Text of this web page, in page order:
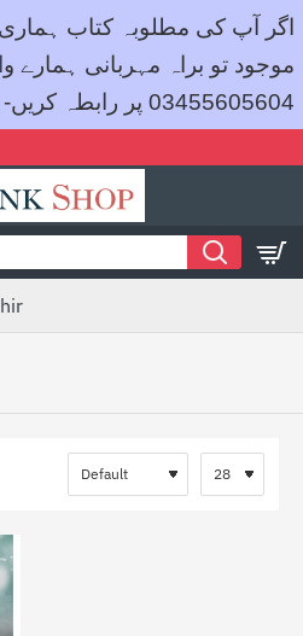
اگر آپ کی مطلوبہ کتاب
موجود تو براہ مہربانی ہمارے
03455605604 پر رابطہ کریں- شکریہ